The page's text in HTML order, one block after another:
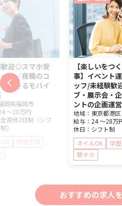
迎◎スマホ受
フ／夜職のコ
活きるモバイ
岡県福岡市
～28万円
週休2日制（シフ
）
学歴不問
【楽しいをつ
事】イベント
ッフ/未経験歓
ブ・展示会・
ントの企画運営
地域： 東京都港区
給与： 24 ～28万
休日： シフト制
ネイルOK
学
駅チカ
おすすめの求人